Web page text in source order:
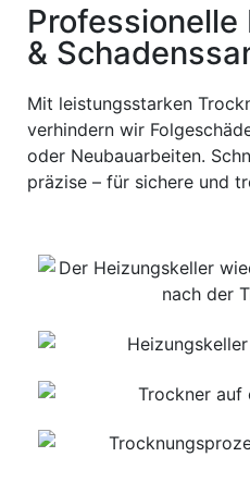
&
Mit leistungsstarken
verhindern wir
oder Neubauarbeiten.
präzise – für sichere und